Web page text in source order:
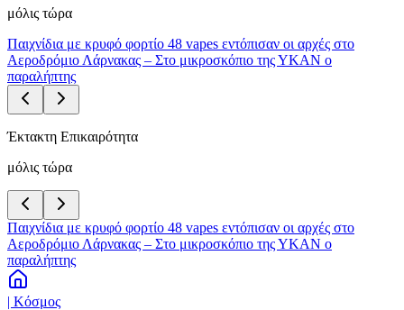
μόλις τώρα
Παιχνίδια με κρυφό φορτίο 48 vapes εντόπισαν οι αρχές στο
Αεροδρόμιο Λάρνακας – Στο μικροσκόπιο της ΥΚΑΝ ο
παραλήπτης
Έκτακτη Επικαιρότητα
μόλις τώρα
Παιχνίδια με κρυφό φορτίο 48 vapes εντόπισαν οι αρχές στο
Αεροδρόμιο Λάρνακας – Στο μικροσκόπιο της ΥΚΑΝ ο
παραλήπτης
| Κόσμος